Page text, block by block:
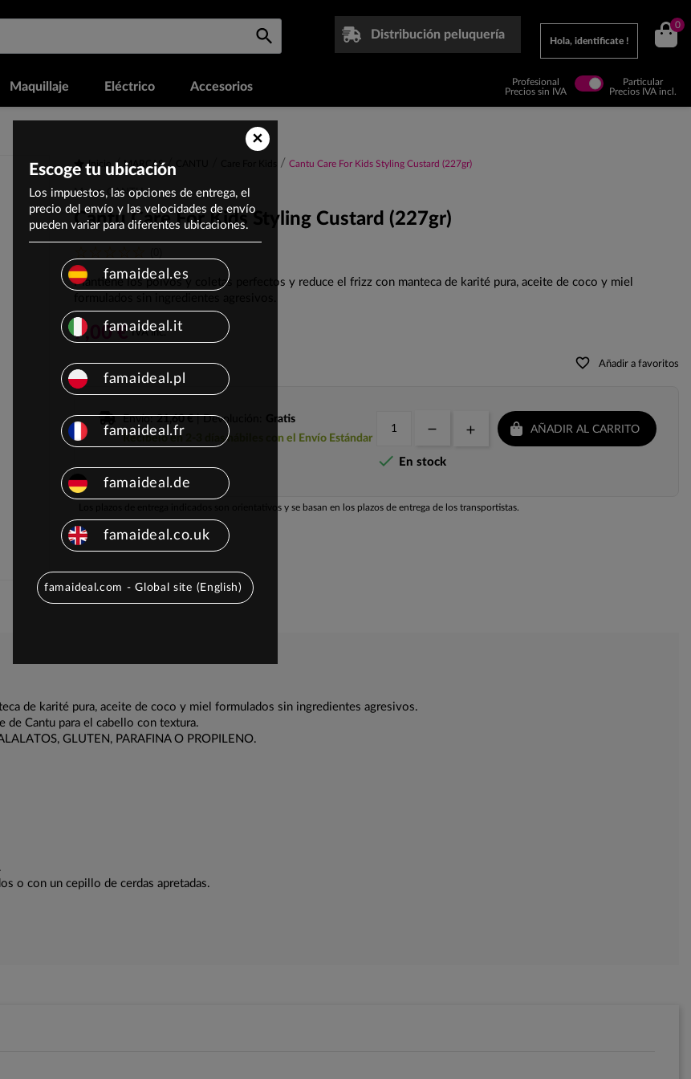
Distribución peluquería
Hola, identificate !
0
Maquillaje Eléctrico Accesorios
Profesional
Precios sin IVA
Particular
Precios IVA incl.
Inicio MARCAS Cantu Care For Kids Styling Custard (227gr)
Marca: CANTU
Cantu Care For Kids Styling Custard (227gr)
Mantiene los polvos y coletas perfectos y reduce el frizz con manteca de karité pura, aceite de coco y miel
7,00 € IVA inc.
favorite_border Añadir a favoritos
Envío:21,60 €| Devolución:
Gratis
Recíbelo en 2-3 días hábiles con el Envío Estándar
AÑADIR AL CARRITO
 En stock
Los plazos de entrega indicados son orientativos y se basan en los plazos de entrega de los transportistas.
de karité pura, aceite de coco y miel formulados sin ingredientes agresivos.
Cantu para el cabello con textura.
GLUTEN, PARAFINA O PROPILENO.
o con un cepillo de cerdas apretadas.
×
Escoge tu ubicación
Los impuestos, las opciones de entrega, el
precio del envío y las velocidades de envío
pueden variar para diferentes ubicaciones.
famaideal.es
famaideal.it
famaideal.pl
famaideal.fr
famaideal.de
famaideal.co.uk
famaideal.com - Global site (English)